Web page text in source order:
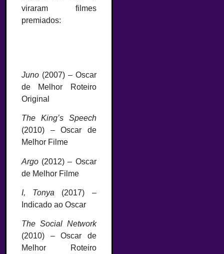
viraram filmes
premiados:
Juno (2007) – Oscar
de Melhor Roteiro
Original
The King’s Speech
(2010) – Oscar de
Melhor Filme
Argo (2012) – Oscar
de Melhor Filme
I, Tonya (2017) –
Indicado ao Oscar
The Social Network
(2010) – Oscar de
Melhor Roteiro